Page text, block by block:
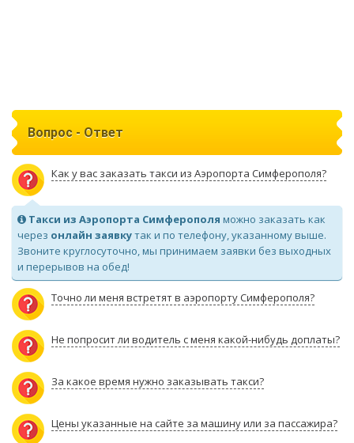
Вопрос - Ответ
Как у вас заказать такси из Аэропорта Симферополя?
Такси из Аэропорта Симферополя можно заказать как
через онлайн заявкутак и по телефону, указанному выше.
Звоните круглосуточно, мы принимаем заявки без выходных
и перерывов на обед!
Точно ли меня встретят в аэропорту Симферополя?
Не попросит ли водитель с меня какой-нибудь доплаты?
За какое время нужно заказывать такси?
Цены указанные на сайте за машину или за пассажира?